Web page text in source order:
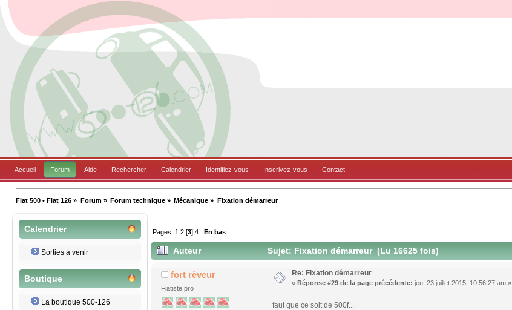
Accueil Forum Aide Rechercher Calendrier Identifiez-vous Inscrivez-vous Contact
Fiat 500 • Fiat 126 » Forum» Forum technique» Mécanique » Fixation démarreur
Calendrier
Sorties à venir
Boutique
La boutique 500-126
Pages: 1 2 [3]4 En bas
Auteur Sujet: Fixation démarreur (Lu 16625 fois)
fort rêveur
Fiatiste pro
Re: Fixation démarreur
« Réponse #29 de la page précédente: jeu. 23 juillet 2015, 10:56:27 am »
faut que ce soit de 500f...